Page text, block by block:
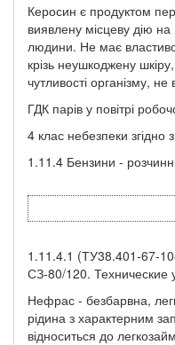
Керосин є продуктом
виявлену місцеву дію
людини. Не має
крізь неушкоджену
чутливості організму,
ГДК парів у повітрі
4 клас небезпеки згідно з
1.11.4 Бензини -
1.11.4.1 (ТУ38.401-67-
СЗ-80/120. Технические
Нефрас - безбарвна,
рідина з характерним
відноситься до